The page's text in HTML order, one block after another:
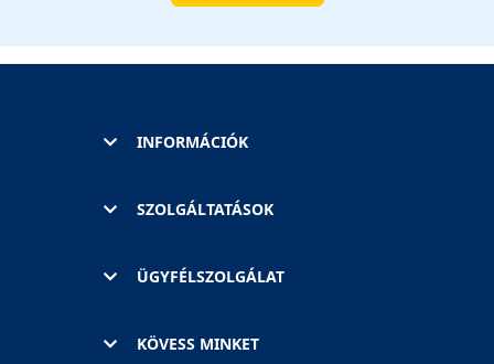
INFORMÁCIÓK
SZOLGÁLTATÁSOK
ÜGYFÉLSZOLGÁLAT
KÖVESS MINKET